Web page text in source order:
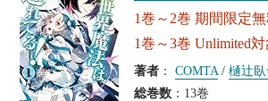
1巻～2巻 期間限定
1巻～3巻 Unlimited対
著者 ： COMTA / 樋辻
総巻数 ：13巻